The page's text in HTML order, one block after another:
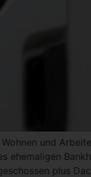
Wohnen und
ehemaligen
plus